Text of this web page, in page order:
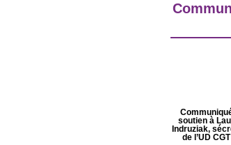
soutien à
Indruziak,
de l’UD